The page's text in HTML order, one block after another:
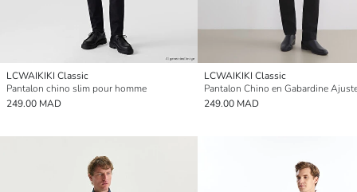
LCWAIKIKI Classic
Pantalon chino slim pour homme
249.00 MAD
LCWAIKIKI Classic
249.00 MAD